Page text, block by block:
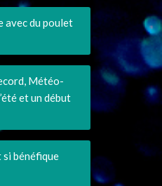
avec du poulet
Météo-
et un début
bénéfique